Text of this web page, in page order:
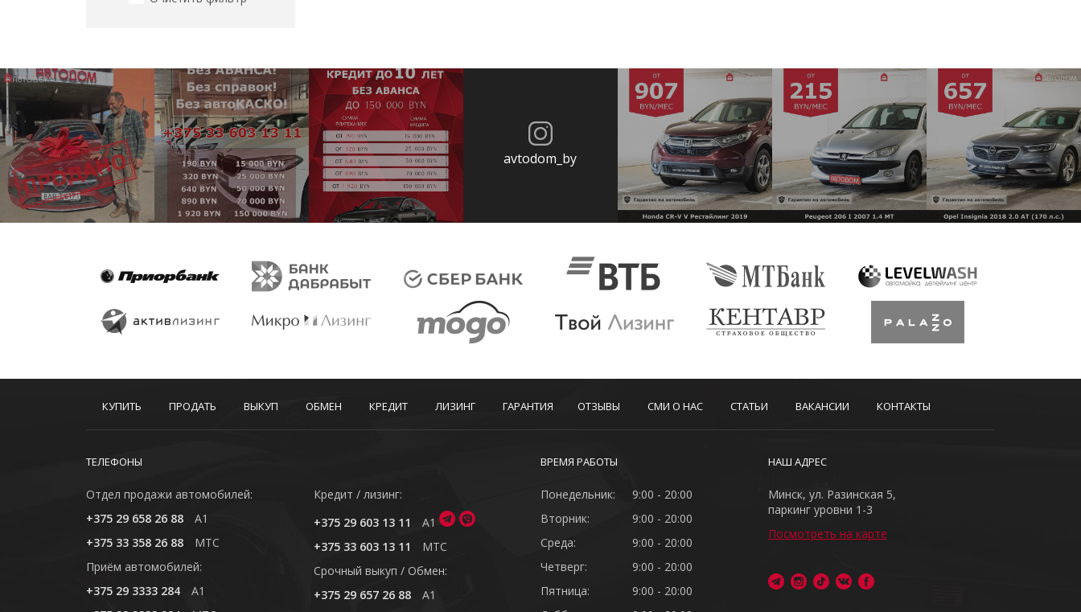
avtodom_by
КУПИТЬ ПРОДАТЬ ВЫКУП ОБМЕН КРЕДИТ ЛИЗИНГ ГАРАНТИЯ ОТЗЫВЫ СМИ О НАС СТАТЬИ ВАКАНСИИ КОНТАКТЫ
ТЕЛЕФОНЫ
Отдел продажи автомобилей:
+375 29 658 26 88
A1
+375 33 358 26 88
MTC
Приём автомобилей:
+375 29 3333 284
A1
Кредит / лизинг:
+375 29 603 13 11
A1
+375 33 603 13 11
MTC
Cрочный выкуп / Обмен:
+375 29 657 26 88
A1
ВРЕМЯ РАБОТЫ
Понедельник:
9:00 - 20:00
Вторник:
9:00 - 20:00
Среда:
9:00 - 20:00
Четверг:
9:00 - 20:00
Пятница:
9:00 - 20:00
НАШ АДРЕС
Минск, ул. Разинская 5,
паркинг уровни 1-3
Посмотреть на карте